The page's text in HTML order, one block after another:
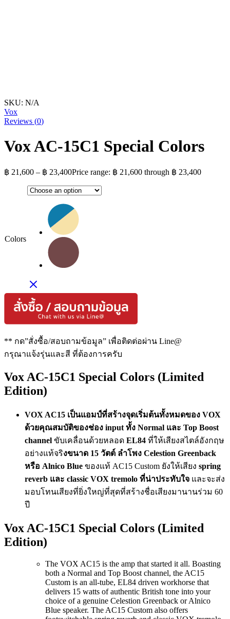
SKU: N/A
Vox
Reviews (0)
Vox AC-15C1 Special Colors
฿ 21,600 – ฿ 23,400Price range: ฿ 21,600 through ฿ 23,400
Colors
** กด”สั่งซื้อ/สอบถามข้อมูล” เพื่อติดต่อผ่าน Line@
กรุณาแจ้งรุ่นและสี ที่ต้องการครับ
Vox AC-15C1 Special Colors (Limited
Edition)
VOX AC15 เป็นแอมป์ที่สร้างจุดเริ่มต้นทั้งหมดของ VOX
ด้วยคุณสมบัติของช่อง input ทั้ง Normal และ Top Boost
channel ขับเคลื่อนด้วยหลอด EL84 ที่ให้เสียงสไตล์อังกฤษ
อย่างแท้จริงขนาด 15 วัตต์ ลำโพง Celestion Greenback
หรือ Alnico Blue ของแท้ AC15 Custom ยังให้เสียง spring
reverb และ classic VOX tremolo ที่น่าประทับใจ และจะส่ง
มอบโทนเสียงที่ยิ่งใหญ่ที่สุดที่สร้างชื่อเสียงมานานร่วม 60
ปี
Vox AC-15C1 Special Colors (Limited
Edition)
The VOX AC15 is the amp that started it all. Boasting
both a Normal and Top Boost channel, the AC15
Custom is an all-tube, EL84 driven workhorse that
delivers 15 watts of authentic British tone into your
choice of a genuine Celestion Greenback or Alnico
Blue speaker. The AC15 Custom also offers